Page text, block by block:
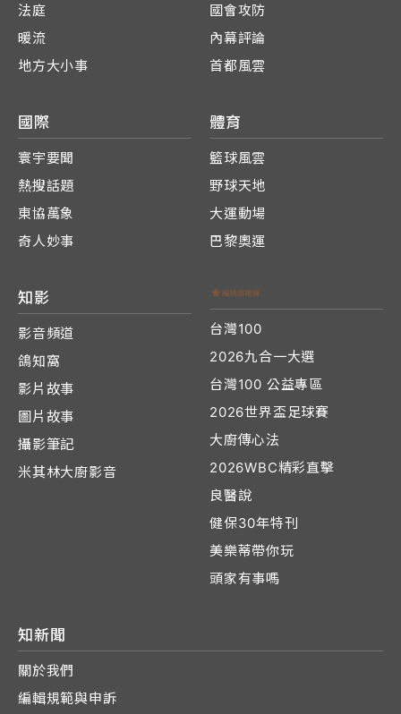
法庭
暖流
地方大小事
國會攻防
內幕評論
首都風雲
國際
寰宇要聞
熱搜話題
東協萬象
奇人妙事
體育
籃球風雲
野球天地
大運動場
巴黎奧運
知影
影音頻道
鴿知窩
影片故事
圖片故事
攝影筆記
米其林大廚影音
台灣100
2026九合一大選
台灣100 公益專區
2026世界盃足球賽
大廚傳心法
2026WBC精彩直擊
良醫說
健保30年特刊
美樂蒂帶你玩
頭家有事嗎
知新聞
關於我們
編輯規範與申訴